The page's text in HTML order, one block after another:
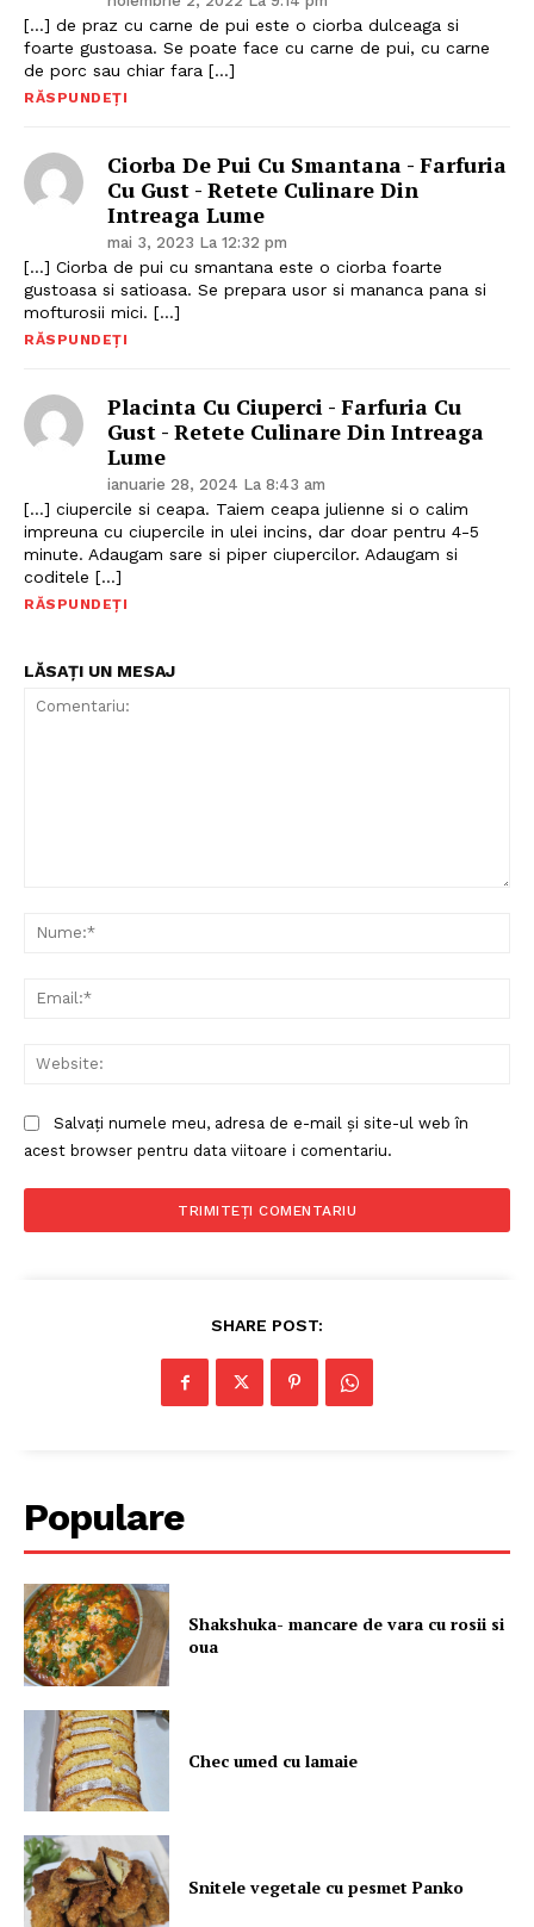
Politica de Confidențialitate
Contact
Despre mine
[…] de praz cu carne de pui este o ciorba dulceaga si
foarte gustoasa. Se poate face cu carne de pui, cu carne
de porc sau chiar fara […]
RĂSPUNDEȚI
Ciorba De Pui Cu Smantana - Farfuria
Cu Gust - Retete Culinare Din
Intreaga Lume
mai 3, 2023 La 12:32 pm
[…] Ciorba de pui cu smantana este o ciorba foarte
gustoasa si satioasa. Se prepara usor si mananca pana si
mofturosii mici. […]
RĂSPUNDEȚI
Placinta Cu Ciuperci - Farfuria Cu
Gust - Retete Culinare Din Intreaga
Lume
ianuarie 28, 2024 La 8:43 am
[…] ciupercile si ceapa. Taiem ceapa julienne si o calim
impreuna cu ciupercile in ulei incins, dar doar pentru 4-5
minute. Adaugam sare si piper ciupercilor. Adaugam si
coditele […]
RĂSPUNDEȚI
LĂSAȚI UN MESAJ
Salvați numele meu, adresa de e-mail și site-ul web în
acest browser pentru data viitoare i comentariu.
SHARE POST:
Populare
Shakshuka- mancare de vara cu rosii si
oua
Chec umed cu lamaie
Snitele vegetale cu pesmet Panko